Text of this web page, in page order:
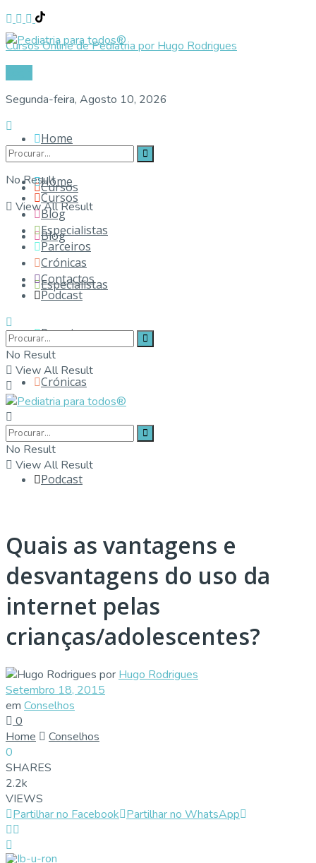
Cursos Online de Pediatria por Hugo Rodrigues
Segunda-feira, Agosto 10, 2026
No Result
View All Result
Home
Cursos
Blog
Especialistas
Parceiros
Crónicas
Contactos
Podcast
Home
Cursos
Blog
Especialistas
Parceiros
Crónicas
Contactos
Podcast
No Result
View All Result
No Result
View All Result
Quais as vantagens e
desvantagens do uso da
internet pelas
crianças/adolescentes?
por Hugo Rodrigues
Setembro 18, 2015
em Conselhos
0
Home
Conselhos
0
SHARES
2.2k
VIEWS
Partilhar no Facebook Partilhar no WhatsApp